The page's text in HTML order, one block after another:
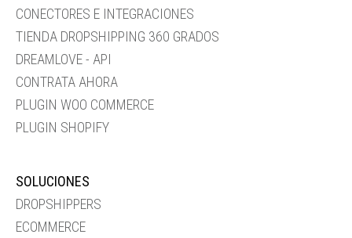
CONECTORES E INTEGRACIONES
TIENDA DROPSHIPPING 360 GRADOS
DREAMLOVE - API
CONTRATA AHORA
PLUGIN WOO COMMERCE
PLUGIN SHOPIFY
SOLUCIONES
DROPSHIPPERS
ECOMMERCE